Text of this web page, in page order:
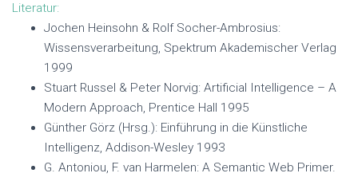
Literatur:
Jochen Heinsohn & Rolf Socher-Ambrosius:
Wissensverarbeitung, Spektrum Akademischer Verlag
1999
Stuart Russel & Peter Norvig: Artificial Intelligence – A
Modern Approach, Prentice Hall 1995
Günther Görz (Hrsg.): Einführung in die Künstliche
Intelligenz, Addison-Wesley 1993
G. Antoniou, F. van Harmelen: A Semantic Web Primer.